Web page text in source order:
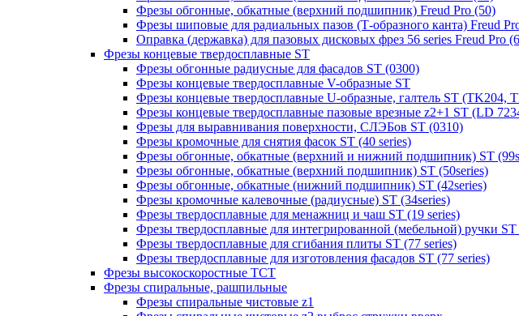
Фрезы обгонные, обкатные (верхний подшипник) Freud Pro (50)
Фрезы шиповые для радиальных пазов (Т-образного канта) Freud
Оправка (державка) для пазовых дисковых фрез 56 series Freud Pro
Фрезы концевые твердосплавные ST
Фрезы обгонные радиусные для фасадов ST (0300)
Фрезы концевые твердосплавные V-образные ST
Фрезы концевые твердосплавные U-образные, галтель ST (TK204,
Фрезы концевые твердосплавные пазовые врезные z2+1 ST (LD
Фрезы для выравнивания поверхности, СЛЭБов ST (0310)
Фрезы кромочные для снятия фасок ST (40 series)
Фрезы обгонные, обкатные (верхний и нижний подшипник) ST
Фрезы обгонные, обкатные (верхний подшипник) ST (50series)
Фрезы обгонные, обкатные (нижний подшипник) ST (42series)
Фрезы кромочные калевочные (радиусные) ST (34series)
Фрезы твердосплавные для менажниц и чаш ST (19 series)
Фрезы твердосплавные для интегрированной (мебельной) ручки ST
Фрезы твердосплавные для сгибания плиты ST (77 series)
Фрезы твердосплавные для изготовления фасадов ST (77 series)
Фрезы высокоскоростные ТСТ
Фрезы спиральные, рашпильные
Фрезы спиральные чистовые z1